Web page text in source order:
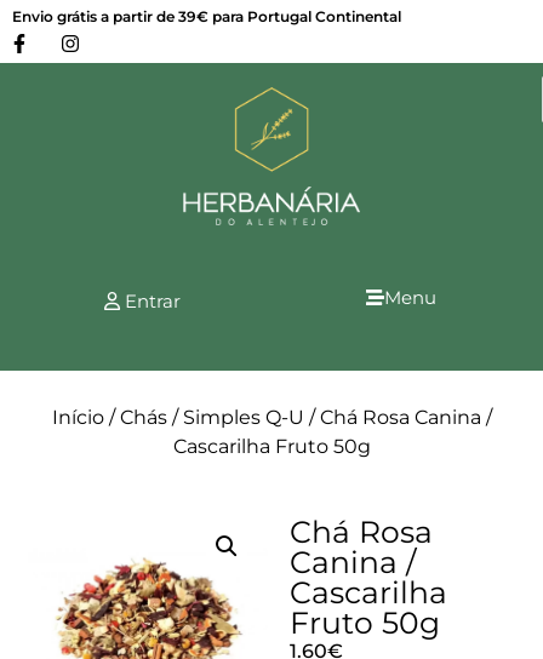
Envio grátis a partir de 39€ para Portugal Continental
Entrar Menu
Início/Chás/ Simples Q-U / Chá Rosa Canina /
Cascarilha Fruto 50g
Chá Rosa
Canina /
Cascarilha
Fruto 50g
1.60€